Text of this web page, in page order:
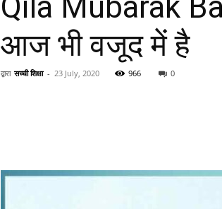
आज भी वजूद में है
द्वारा सच्ची शिक्षा - 23 July, 2020 966 0